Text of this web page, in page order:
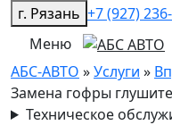
г. Рязань +7 (927)
Меню
АБС-АВТО »Услуги »
Замена гофры
Техническое